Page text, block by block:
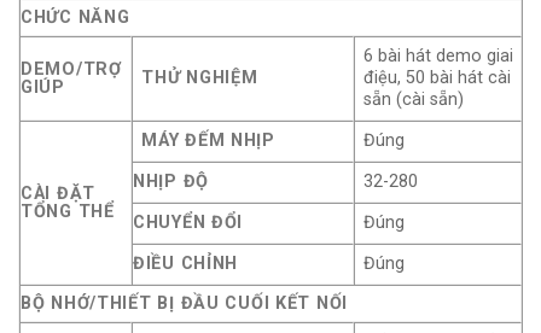
CHỨC NĂNG
DEMO/TRỢ
GIÚP
THỬ NGHIỆM
6 bài hát demo giai
điệu, 50 bài hát cài
sẵn (cài sẵn)
CÀI ĐẶT
TỔNG THỂ
MÁY ĐẾM NHỊP
Đúng
NHỊP ĐỘ
32-280
CHUYỂN ĐỔI
Đúng
ĐIỀU CHỈNH
Đúng
BỘ NHỚ/THIẾT BỊ ĐẦU CUỐI KẾT NỐI